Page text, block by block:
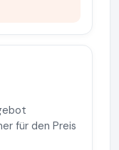
für den Preis